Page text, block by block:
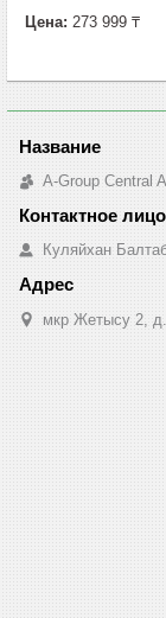
Цена: 273 999 ₸
A-Group Central
Куляйхан
мкр Жетысу 2,